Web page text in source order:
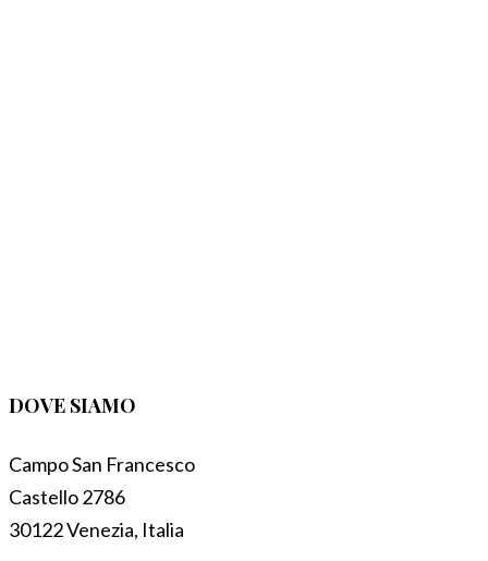
DOVE SIAMO
Campo San Francesco
Castello 2786
30122 Venezia, Italia